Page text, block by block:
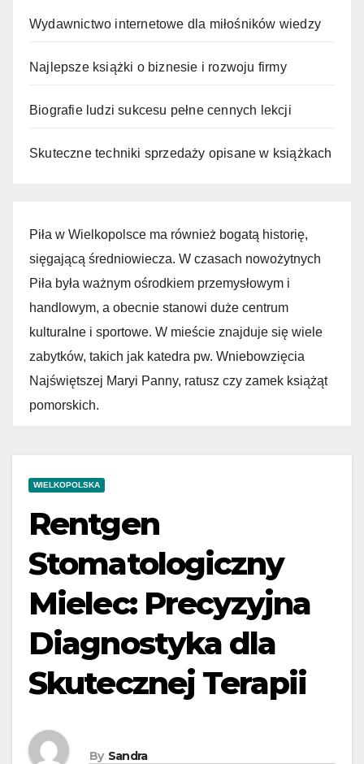
Wydawnictwo internetowe dla miłośników wiedzy
Najlepsze książki o biznesie i rozwoju firmy
Biografie ludzi sukcesu pełne cennych lekcji
Skuteczne techniki sprzedaży opisane w książkach
Piła w Wielkopolsce ma również bogatą historię,
sięgającą średniowiecza. W czasach nowożytnych
Piła była ważnym ośrodkiem przemysłowym i
handlowym, a obecnie stanowi duże centrum
kulturalne i sportowe. W mieście znajduje się wiele
zabytków, takich jak katedra pw. Wniebowzięcia
Najświętszej Maryi Panny, ratusz czy zamek książąt
pomorskich.
WIELKOPOLSKA
Rentgen
Stomatologiczny
Mielec: Precyzyjna
Diagnostyka dla
Skutecznej Terapii
By Sandra